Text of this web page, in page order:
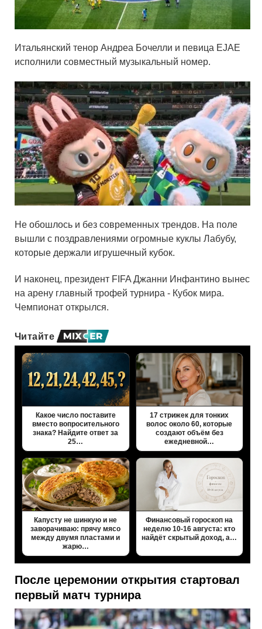
Итальянский тенор Андреа Бочелли и певица EJAE
исполнили совместный музыкальный номер.
Не обошлось и без современных трендов. На поле
вышли с поздравлениями огромные куклы Лабубу,
которые держали игрушечный кубок.
И наконец, президент FIFA Джанни Инфантино вынес
на арену главный трофей турнира - Кубок мира.
Чемпионат открылся.
Читайте
Какое число поставите
вместо вопросительного
знака? Найдите ответ за
25…
17 стрижек для тонких
волос около 60, которые
создают объём без
ежедневной…
Капусту не шинкую и не
заворачиваю: прячу мясо
между двумя пластами и
жарю…
Финансовый гороскоп на
неделю 10-16 августа: кто
найдёт скрытый доход, а…
После церемонии открытия стартовал
первый матч турнира